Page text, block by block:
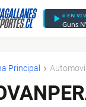
EN
Principal